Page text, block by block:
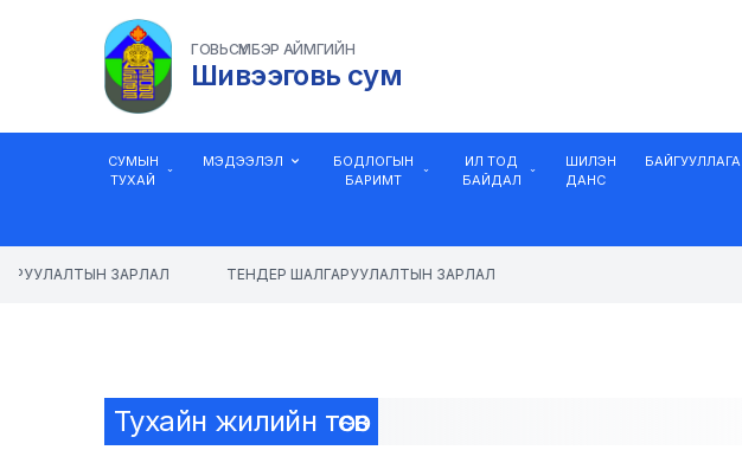
ГОВЬСҮМБЭР АЙМГИЙН
Шивээговь сум
СУМЫН
ТУХАЙ
МЭДЭЭЛЭЛ
БОДЛОГЫН
БАРИМТ
ИЛ ТОД
БАЙДАЛ
ШИЛЭН
ДАНС
БАЙГУУЛЛАГА
ЗАРЛАЛ ТЕНДЕР ШАЛГАРУУЛАЛТЫН ЗАРЛАЛ
Тухайн жилийн төсөв